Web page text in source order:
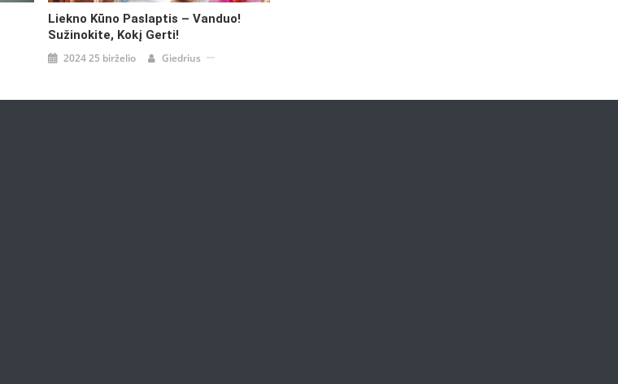
Liekno Kūno Paslaptis – Vanduo!
Sužinokite, Kokį Gerti!
2024 25 birželio Giedrius